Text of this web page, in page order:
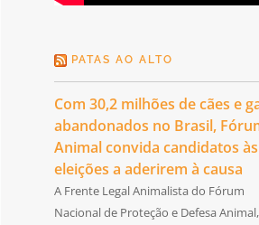
PATAS AO ALTO
Com 30,2 milhões de cães e
abandonados no Brasil,
Animal convida candidatos às
eleições a aderirem à causa
A Frente Legal Animalista do Fórum
Nacional de Proteção e Defesa